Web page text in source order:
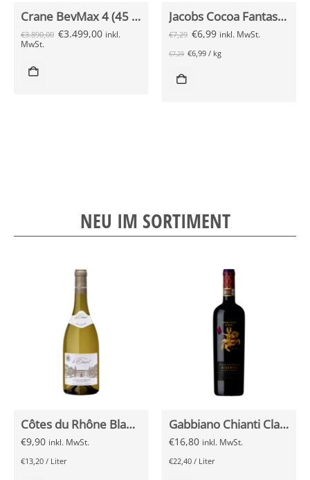
Crane BevMax 4 (45 Select) gebraucht
€3.890,00 €3.499,00 inkl.
MwSt.
Jacobs Cocoa Fantasy CF4 1000g
€7,29 €6,99 inkl. MwSt.
€7,29 €6,99/ kg
NEU IM SORTIMENT
Côtes du Rhône Blanc AOC – Chateau de l’Estagnol 2022 0,75l
€9,90 inkl. MwSt.
€13,20 / Liter
Gabbiano Chianti Classico Riserva 2018 0,75l
€16,80 inkl. MwSt.
€22,40 / Liter